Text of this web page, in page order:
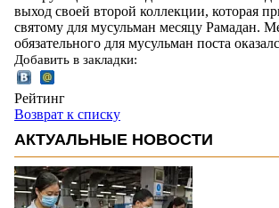
выход своей второй коллекции, которая
святому для мусульман месяцу Рамадан.
обязательного для мусульман поста
Добавить в закладки:
Рейтинг
Возврат к списку
АКТУАЛЬНЫЕ НОВОСТИ